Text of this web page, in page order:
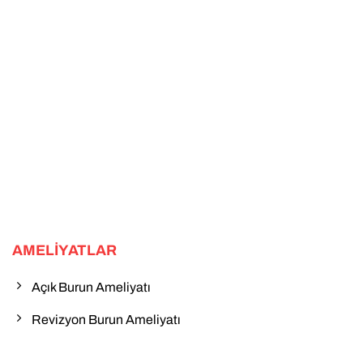
AMELIYATLAR
Açık Burun Ameliyatı
Revizyon Burun Ameliyatı